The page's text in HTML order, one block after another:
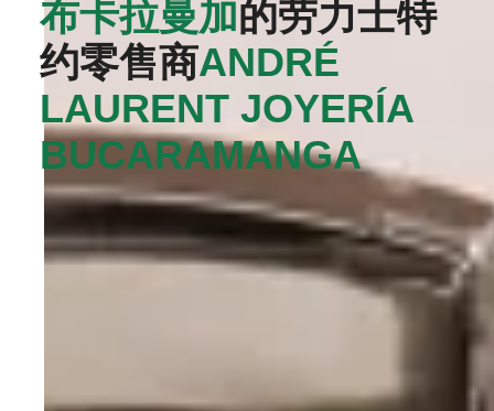
布卡拉曼加的劳力士特
约零售商‭ANDRÉ
LAURENT JOYERÍA
BUCARAMANGA‬